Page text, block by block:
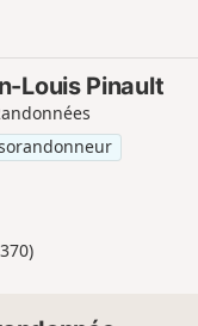
Louis Pinault